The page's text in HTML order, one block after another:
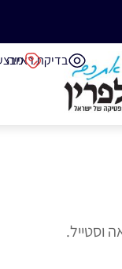
בדיקת ראייה
וסטייל.